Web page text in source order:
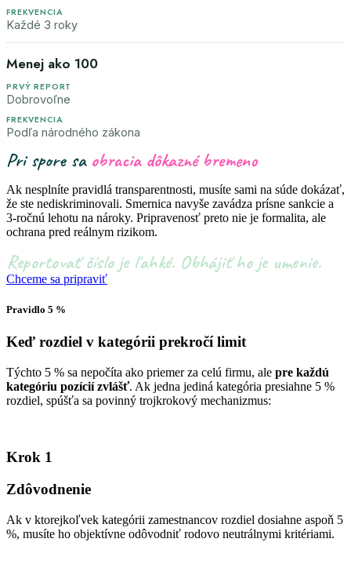
Každé 3 roky
Menej ako 100
Dobrovoľne
Podľa národného zákona
Pri spore sa obracia dôkazné bremeno
Ak nesplníte pravidlá transparentnosti, musíte sami na súde dokázať,
že ste nediskriminovali. Smernica navyše zavádza prísne sankcie a
3-ročnú lehotu na nároky. Pripravenosť preto nie je formalita, ale
ochrana pred reálnym rizikom.
Reportovať číslo je ľahké. Obhájiť ho je umenie.
Chceme sa pripraviť
Pravidlo 5 %
Keď rozdiel v kategórii prekročí limit
Týchto 5 % sa nepočíta ako priemer za celú firmu, ale pre každú
kategóriu pozícií zvlášť. Ak jedna jediná kategória presiahne 5 %
rozdiel, spúšťa sa povinný trojkrokový mechanizmus:
Krok 1
Zdôvodnenie
Ak v ktorejkoľvek kategórii zamestnancov rozdiel dosiahne aspoň 5
%, musíte ho objektívne odôvodniť rodovo neutrálnymi kritériami.